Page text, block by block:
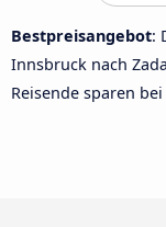
Bestpreisangebot:
Innsbruck nach
Reisende sparen